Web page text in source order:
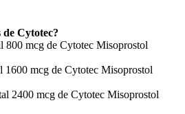
de Cytotec?
800 mcg de Cytotec Misoprostol
1600 mcg de Cytotec Misoprostol
2400 mcg de Cytotec Misoprostol